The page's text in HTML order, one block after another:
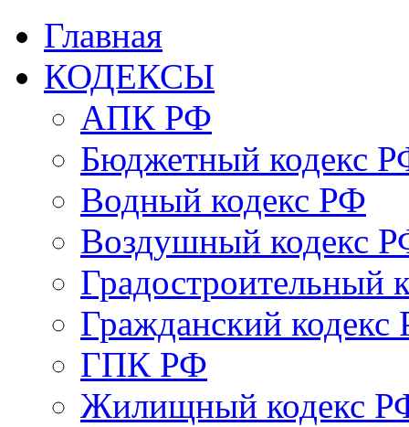
Главная
КОДЕКСЫ
АПК РФ
Бюджетный кодекс
Водный кодекс РФ
Воздушный кодекс
Градостроительный
Гражданский кодекс
ГПК РФ
Жилищный кодекс